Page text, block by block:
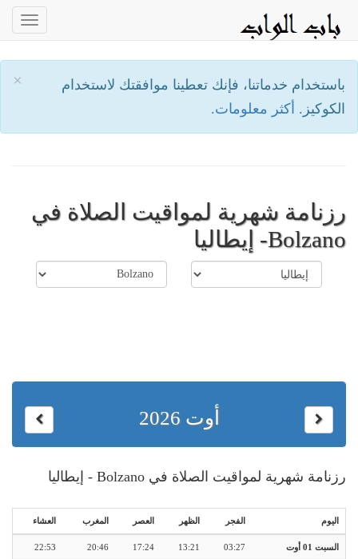
×
باستخدام خدماتنا، فإنك تعطينا موافقتك لاستخدام
الكوكيز. أكثر معلومات.
رزنامة شهرية لمواقيت الصلاة في
Bolzano- إيطاليا
أوت 2026
رزنامة شهرية لمواقيت الصلاة في Bolzano - إيطاليا
اليوم الفجر الظهر العصر المغرب العشاء
السبت 01 أوت 03:27
13:21
17:24
20:46
22:53